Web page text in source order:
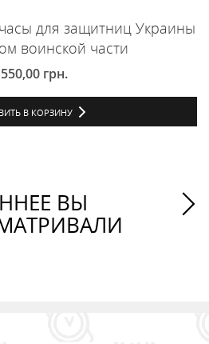
для защитниц Украины
воинской части
грн.
В КОРЗИНУ
ВЫ